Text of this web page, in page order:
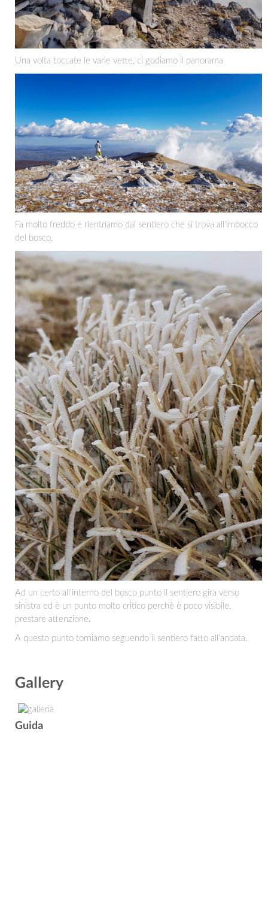
Una volta toccate le varie vette, ci godiamo il panorama
Fa molto freddo e rientriamo dal sentiero che si trova all'imbocco
del bosco.
Ad un certo all'interno del bosco punto il sentiero gira verso
sinistra ed è un punto molto critico perchè è poco visibile,
prestare attenzione.
A questo punto torniamo seguendo il sentiero fatto all'andata.
Gallery
Guida